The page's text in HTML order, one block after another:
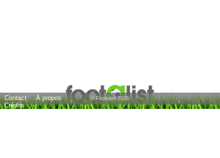
Nils Quaschner BU 32
Contact
À propos
Crédits
© Footalist 2026